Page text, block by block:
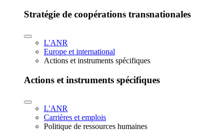
Stratégie de coopérations transnationales
L'ANR
Europe et international
Actions et instruments spécifiques
Actions et instruments spécifiques
L'ANR
Carrières et emplois
Politique de ressources humaines